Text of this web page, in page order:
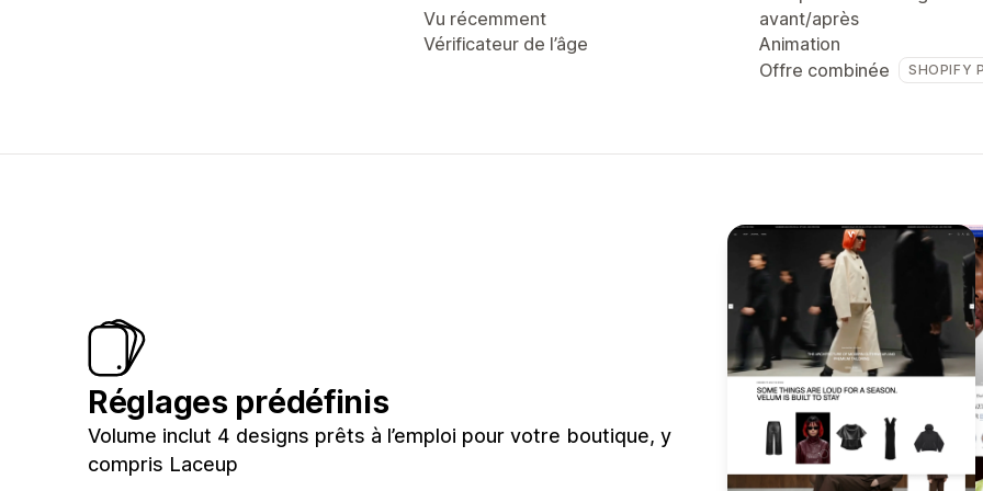
Vu récemment
Vérificateur de l’âge
avant/après
Animation
Offre combinée
SHOPIFY
Réglages prédéfinis
Volume inclut 4 designs prêts à l’emploi pour votre boutique, y
compris Laceup